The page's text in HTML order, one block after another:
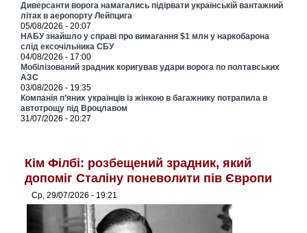
Диверсанти ворога намагались підірвати українській вантажний
літак в аеропорту Лейпцига
05/08/2026 - 20:07
НАБУ знайшло у справі про вимагання $1 млн у наркобарона
слід ексочільника СБУ
04/08/2026 - 17:00
Мобілізований зрадник коригував удари ворога по полтавських
АЗС
03/08/2026 - 19:35
Компанія п’яних українців із жінкою в багажнику потрапила в
автотрощу під Вроцлавом
31/07/2026 - 20:27
Кім Філбі: розбещений зрадник, який
допоміг Сталіну поневолити пів Європи
Ср, 29/07/2026 - 19:21